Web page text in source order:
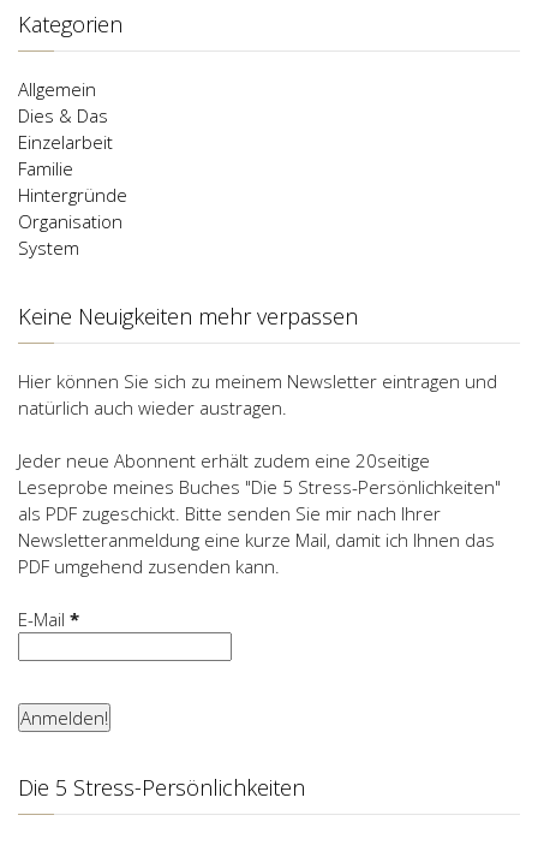
Kategorien
Allgemein
Dies & Das
Einzelarbeit
Familie
Hintergründe
Organisation
System
Keine Neuigkeiten mehr verpassen
Hier können Sie sich zu meinem Newsletter eintragen und
natürlich auch wieder austragen.
Jeder neue Abonnent erhält zudem eine 20seitige
Leseprobe meines Buches "Die 5 Stress-Persönlichkeiten"
als PDF zugeschickt. Bitte senden Sie mir nach Ihrer
Newsletteranmeldung eine kurze Mail, damit ich Ihnen das
PDF umgehend zusenden kann.
E-Mail *
Die 5 Stress-Persönlichkeiten